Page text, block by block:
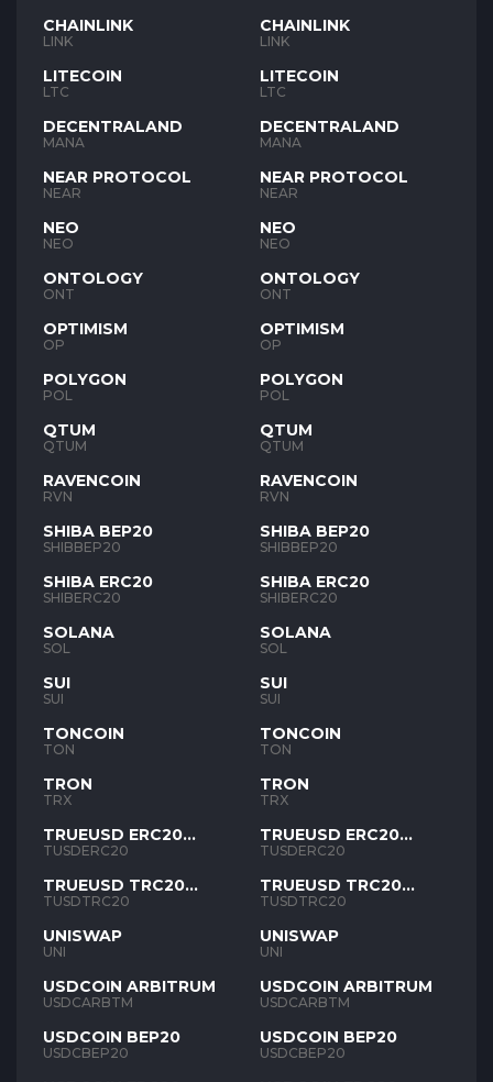
CHAINLINK
LINK
LITECOIN
LTC
DECENTRALAND
MANA
NEAR PROTOCOL
NEAR
NEO
NEO
ONTOLOGY
ONT
OPTIMISM
OP
POLYGON
POL
QTUM
QTUM
RAVENCOIN
RVN
SHIBA BEP20
SHIBBEP20
SHIBA ERC20
SHIBERC20
SOLANA
SOL
SUI
SUI
TONCOIN
TON
TRON
TRX
TRUEUSD ERC20
TUSD
TUSDERC20
TRUEUSD TRC20
TUSD
TUSDTRC20
UNISWAP
UNI
USDCOIN ARBITRUM
USDCARBTM
USDCOIN BEP20
USDCBEP20
CHAINLINK
LINK
LITECOIN
LTC
DECENTRALAND
MANA
NEAR PROTOCOL
NEAR
NEO
NEO
ONTOLOGY
ONT
OPTIMISM
OP
POLYGON
POL
QTUM
QTUM
RAVENCOIN
RVN
SHIBA BEP20
SHIBBEP20
SHIBA ERC20
SHIBERC20
SOLANA
SOL
SUI
SUI
TONCOIN
TON
TRON
TRX
TRUEUSD ERC20
TUSD
TUSDERC20
TRUEUSD TRC20
TUSD
TUSDTRC20
UNISWAP
UNI
USDCOIN ARBITRUM
USDCARBTM
USDCOIN BEP20
USDCBEP20